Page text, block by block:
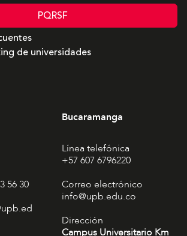
PQRSF
de universidades
56 30
Bucaramanga
Línea telefónica
+57 607 6796220
Correo electrónico
info@upb.edu.co
Dirección
Campus Universitario Km